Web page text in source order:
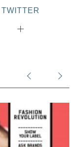
TWITTER